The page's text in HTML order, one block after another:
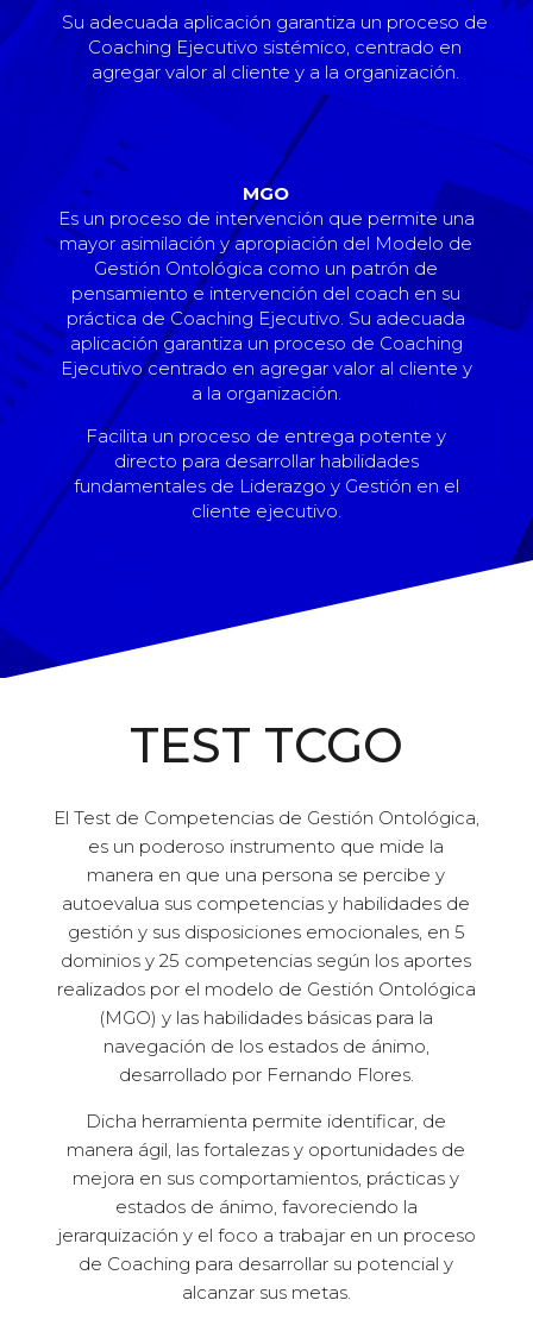
Su adecuada aplicación garantiza un proceso de
Coaching Ejecutivo sistémico, centrado en
agregar valor al cliente y a la organización.
MGO
Es un proceso de intervención que permite una
mayor asimilación y apropiación del Modelo de
Gestión Ontológica como un patrón de
pensamiento e intervención del coach en su
práctica de Coaching Ejecutivo. Su adecuada
aplicación garantiza un proceso de Coaching
Ejecutivo centrado en agregar valor al cliente y
a la organización.
Facilita un proceso de entrega potente y
directo para desarrollar habilidades
fundamentales de Liderazgo y Gestión en el
cliente ejecutivo.
TEST TCGO
El Test de Competencias de Gestión Ontológica,
es un poderoso instrumento que mide la
manera en que una persona se percibe y
autoevalua sus competencias y habilidades de
gestión y sus disposiciones emocionales, en 5
dominios y 25 competencias según los aportes
realizados por el modelo de Gestión Ontológica
(MGO) y las habilidades básicas para la
navegación de los estados de ánimo,
desarrollado por Fernando Flores.
Dicha herramienta permite identificar, de
manera ágil, las fortalezas y oportunidades de
mejora en sus comportamientos, prácticas y
estados de ánimo, favoreciendo la
jerarquización y el foco a trabajar en un proceso
de Coaching para desarrollar su potencial y
alcanzar sus metas.